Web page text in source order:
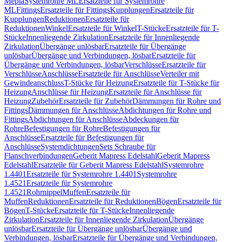
MLFittingsErsatzteile für FittingsKupplungenErsatzteile für
KupplungenReduktionenErsatzteile für
ReduktionenWinkelErsatzteile für WinkelT-StückeErsatzteile für T-
StückeInnenliegende ZirkulationErsatzteile für Innenliegende
ZirkulationÜbergänge unlösbarErsatzteile für Übergänge
unlösbarÜbergänge und Verbindungen, lösbarErsatzteile für
Übergänge und Verbindungen, lösbarVerschlüsseErsatzteile für
VerschlüsseAnschlüsseErsatzteile für AnschlüsseVerteiler mit
GewindeanschlussT-Stücke für HeizungErsatzteile für T-Stücke für
HeizungAnschlüsse für HeizungErsatzteile für Anschlüsse für
HeizungZubehörErsatzteile für ZubehörDämmungen für Rohre und
FittingsDämmungen für AnschlüsseAbdichtungen für Rohre und
FittingsAbdichtungen für AnschlüsseAbdeckungen für
RohreBefestigungen für RohreBefestigungen für
AnschlüsseErsatzteile für Befestigungen für
AnschlüsseSystemdichtungenSets Schraube für
FlanschverbindungenGeberit Mapress EdelstahlGeberit Mapress
EdelstahlErsatzteile für Geberit Mapress EdelstahlSystemrohre
1.4401Ersatzteile für Systemrohre 1.4401 Systemrohre
1.4521Ersatzteile für Systemrohre
1.4521RohrnippelMuffenErsatzteile für
MuffenReduktionenErsatzteile für ReduktionenBögenErsatzteile für
BögenT-StückeErsatzteile für T-StückeInnenliegende
ZirkulationErsatzteile für Innenliegende ZirkulationÜbergänge
unlösbarErsatzteile für Übergänge unlösbarÜbergänge und
Verbindungen, lösbarErsatzteile für Übergänge und Verbindungen,